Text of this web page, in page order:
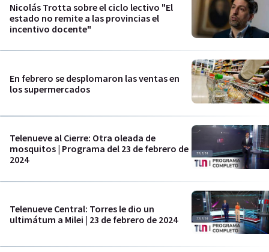
Nicolás Trotta sobre el ciclo lectivo "El
estado no remite a las provincias el
incentivo docente"
En febrero se desplomaron las ventas en
los supermercados
Telenueve al Cierre: Otra oleada de
mosquitos | Programa del 23 de febrero de
2024
Telenueve Central: Torres le dio un
ultimátum a Milei | 23 de febrero de 2024